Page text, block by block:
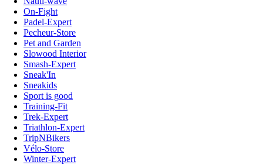
On-Fight
Padel-Expert
Pecheur-Store
Pet and Garden
Slowood Interior
Smash-Expert
Sneak'In
Sneakids
Sport is good
Training-Fit
Trek-Expert
Triathlon-Expert
TripNBikers
Vélo-Store
Winter-Expert